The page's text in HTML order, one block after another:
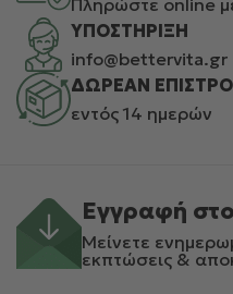
Πληρώστε online
ΥΠΟΣΤΗΡΙΞΗ
info@bettervita.gr
ΔΩΡΕΑΝ
εντός 14 ημερών
Εγγραφή
Μείνετε
εκπτώσεις &